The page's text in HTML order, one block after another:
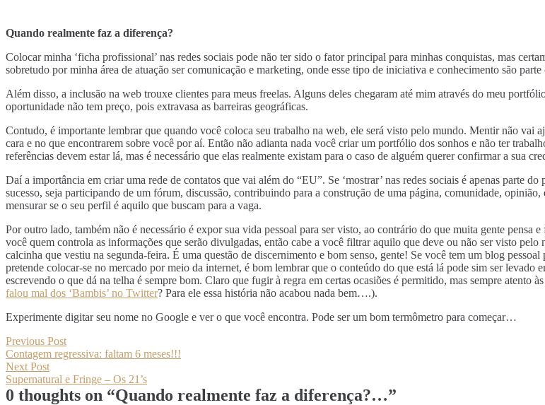
Quando realmente faz a diferença?
Colocar minha ‘ficha profissional’ nas redes sociais pode não ter sido o fator principal para minhas conquistas, mas
sobretudo por minha área de atuação ser comunicação e marketing, onde esse tipo de iniciativa e conhecimento são parte
Além disso, a inclusão na web trouxe clientes para meus freelas. Alguns deles chegaram até mim através do meu
oportunidade não tem preço, pois extravasa as barreiras geográficas.
Contudo, é importante lembrar que quando você coloca seu trabalho na web, ele será visto pelo mundo. Mentir não vai
cara e no que encontrarem sobre você por aí. Então não adianta nada você criar um portfólio dos sonhos e não ter
referências devem estar lá, mas é necessário que elas realmente existam para o caso de alguém querer confirmar a sua
Daí a importância em criar uma rede de contatos que vai além do “EU”. Se ‘mostrar’ nas redes sociais é apenas parte
sucesso, seja participando de um fórum, discussão, contribuindo para a construção de uma página, comunidade,
mensurar se o seu perfil é aquilo que buscam para a vaga.
Por outro lado, também não é necessário é expor sua vida pessoal para ser visto, ao contrário do que muita gente pensa
você quem controla as informações que serão divulgadas, então cabe a você filtrar aquilo que deve ou não ser visto
calcinha que vestiu na segunda-feira. É uma questão de discernimento e bom senso, gente! Se você tem um blog
pretende colocar-se no mercado por meio da internet, é bom lembrar que o conteúdo do que está lá pode sim ser levado
escrevendo o que dá na telha é sempre bom. Claro que fugir à regra em certas ocasiões é permitido, mas sempre atento
falou mal dos ‘Bambis’ no Twitter? Para ele essa história não acabou nada bem….).
Experimente digitar seu nome no Google e ver o que você encontra. Pode ser um bom termômetro para começar…
Navegação
de
Post
Previous PostPrevious
post:
Contagem regressiva: faltam 6 meses!!!
Next PostNext
post:
Supernatural e Fringe – Os 21’s
0 thoughts on “Quando realmente faz a diferença?…”